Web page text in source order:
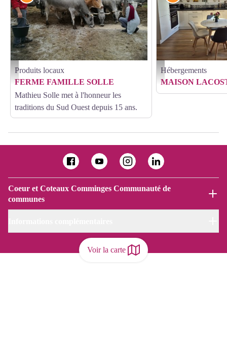
Voir la carte
boeuf-gascon--nizan-sur-gesse--produit-local--pyrenees - Ferme de Mathieu Solle à
Produits locaux
FERME FAMILLE SOLLE
Mathieu Solle met à l'honneur les
traditions du Sud Ouest depuis 15 ans.
Maison Lacoste - séjour -
Hébergements
MAISON
Coeur et Coteaux Comminges Communauté de
communes